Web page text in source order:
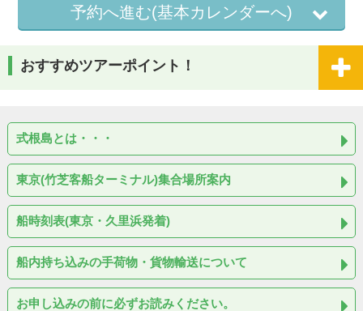
予約へ進む(基本カレンダーへ)
おすすめツアーポイント！
式根島とは・・・
東京(竹芝客船ターミナル)集合場所案内
船時刻表(東京・久里浜発着)
船内持ち込みの手荷物・貨物輸送について
お申し込みの前に必ずお読みください。